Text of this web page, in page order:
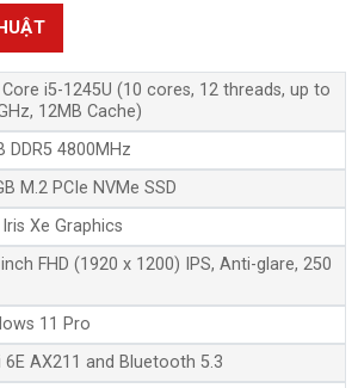
Core i5-1245U (10 cores, 12 threads, up to
12MB Cache)
DDR5 4800MHz
M.2 PCIe NVMe SSD
Iris Xe Graphics
FHD (1920 x 1200) IPS, Anti-glare, 250
11 Pro
6E AX211 and Bluetooth 5.3